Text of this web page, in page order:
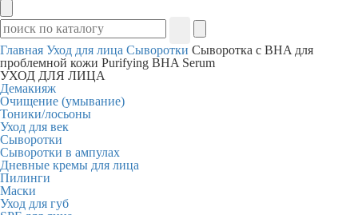
Главная Уход для лица Сыворотки Сыворотка с BHA для
проблемной кожи Purifying BHA Serum
УХОД ДЛЯ ЛИЦА
Демакияж
Очищение (умывание)
Тоники/лосьоны
Уход для век
Сыворотки
Сыворотки в ампулах
Дневные кремы для лица
Пилинги
Маски
Уход для губ